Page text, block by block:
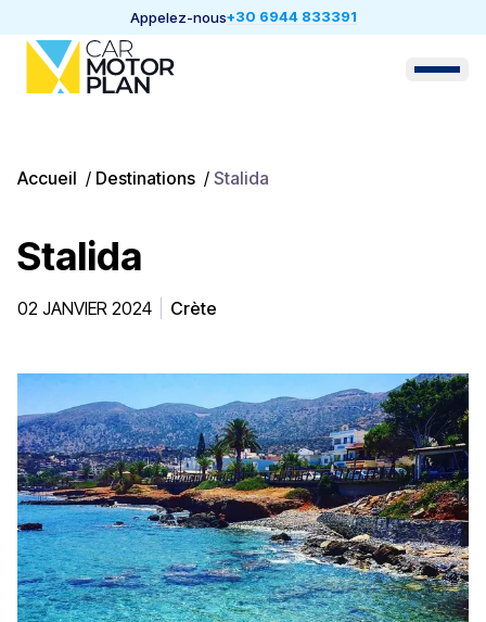
Appelez-nous+30 6944 833391
Accueil / Destinations / Stalida
Stalida
02 JANVIER 2024 Crète